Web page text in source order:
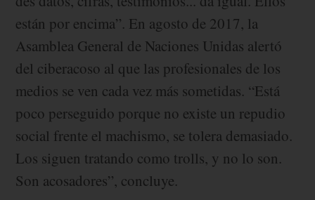
están por encima”. En agosto de 2017, la
Asamblea General de Naciones Unidas alertó
del ciberacoso al que las profesionales de los
medios se ven cada vez más sometidas. “Está
poco perseguido porque no existe un repudio
social frente el machismo, se tolera demasiado.
Los siguen tratando como trolls, y no lo son.
Son acosadores”, concluye.